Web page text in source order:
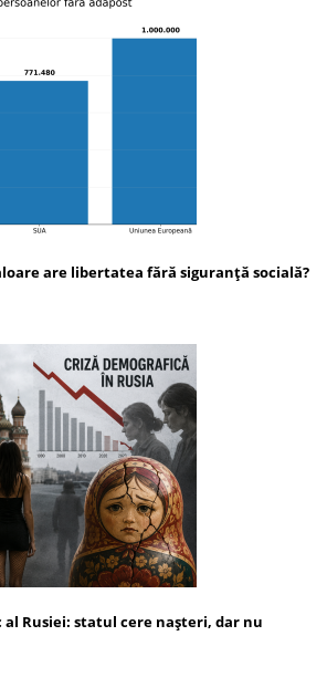
are libertatea fără siguranță socială?
Rusiei: statul cere nașteri, dar nu